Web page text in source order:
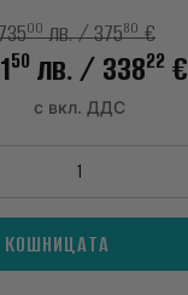
00лв./ 37580€
50 лв./ 33822 €
с вкл. ДДС